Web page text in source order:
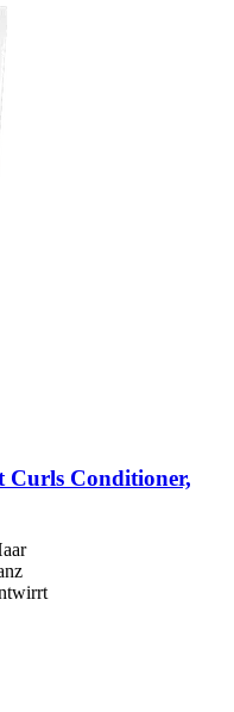
Curls Conditioner,